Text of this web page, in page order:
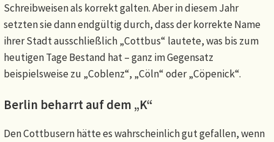
Schreibweisen als korrekt galten. Aber in diesem Jahr
setzten sie dann endgültig durch, dass der korrekte Name
ihrer Stadt ausschließlich „Cottbus“ lautete, was bis zum
heutigen Tage Bestand hat – ganz im Gegensatz
beispielsweise zu „Coblenz“, „Cöln“ oder „Cöpenick“.
Berlin beharrt auf dem „K“
Den Cottbusern hätte es wahrscheinlich gut gefallen, wenn